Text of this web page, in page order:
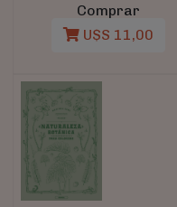
Comprar
U$S 11,00